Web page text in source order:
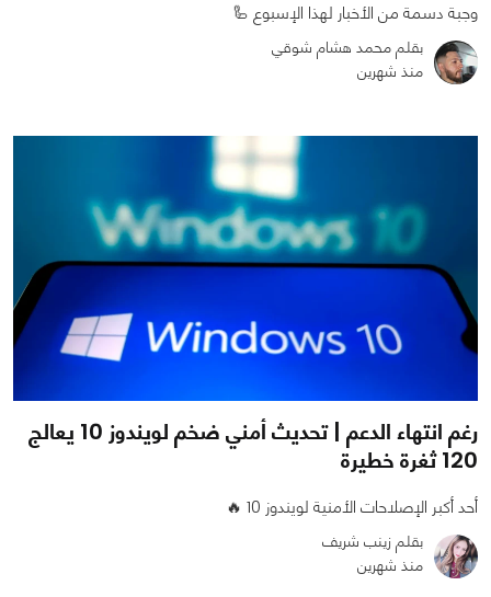
وجبة دسمة من الأخبار لهذا الإسبوع 🦾
بقلم محمد هشام شوقي
منذ شهرين
رغم انتهاء الدعم | تحديث أمني ضخم لويندوز 10 يعالج
120 ثغرة خطيرة
أحد أكبر الإصلاحات الأمنية لويندوز 10 🔥
بقلم زينب شريف
منذ شهرين